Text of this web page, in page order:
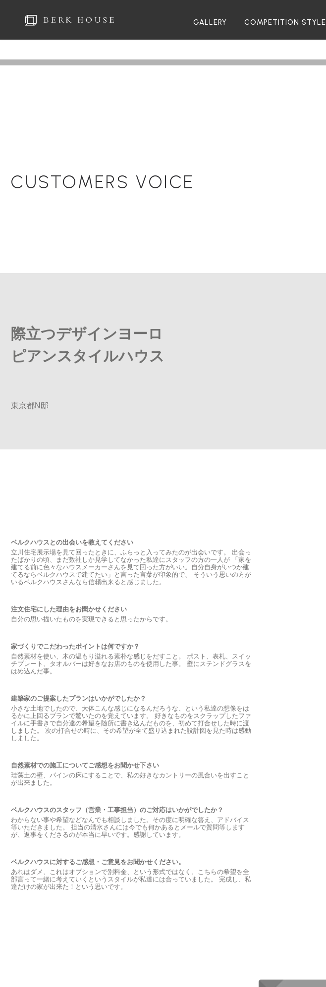
GALLERY COMPETITION STYLE
CUSTOMERS VOICE
際立つデザインヨーロ
ピアンスタイルハウス
東京都N邸
ベルクハウスとの出会いを教えてください
立川住宅展示場を見て回ったときに、ふらっと入ってみたのが出会いです。 出会っ
たばかりの頃、まだ数社しか見学してなかった私達にスタッフの方の一人が 「家を
建てる前に色々なハウスメーカーさんを見て回った方がいい。自分自身がいつか建
てるならベルクハウスで建てたい」と言った言葉が印象的で、 そういう思いの方が
いるベルクハウスさんなら信頼出来ると感じました。
注文住宅にした理由をお聞かせください
自分の思い描いたものを実現できると思ったからです。
家づくりでこだわったポイントは何ですか？
自然素材を使い、木の温もり溢れる素朴な感じをだすこと。 ポスト、表札、スイッ
チプレート、タオルバーは好きなお店のものを使用した事。 壁にステンドグラスを
はめ込んだ事。
建築家のご提案したプランはいかがでしたか？
小さな土地でしたので、大体こんな感じになるんだろうな、という私達の想像をは
るかに上回るプランで驚いたのを覚えています。 好きなものをスクラップしたファ
イルに手書きで自分達の希望を随所に書き込んだものを、初めて打合せした時に渡
しました。 次の打合せの時に、その希望が全て盛り込まれた設計図を見た時は感動
しました。
自然素材での施工についてご感想をお聞かせ下さい
珪藻土の壁、パインの床にすることで、私の好きなカントリーの風合いを出すこと
が出来ました。
ベルクハウスのスタッフ（営業・工事担当）のご対応はいかがでしたか？
わからない事や希望などなんでも相談しました。その度に明確な答え、アドバイス
等いただきました。 担当の清水さんには今でも何かあるとメールで質問等します
が、返事をくださるのが本当に早いです。感謝しています。
ベルクハウスに対するご感想・ご意見をお聞かせください。
あれはダメ、これはオプションで別料金、という形式ではなく、こちらの希望を全
部言って一緒に考えていくというスタイルが私達には合っていました。 完成し、私
達だけの家が出来た！という思いです。